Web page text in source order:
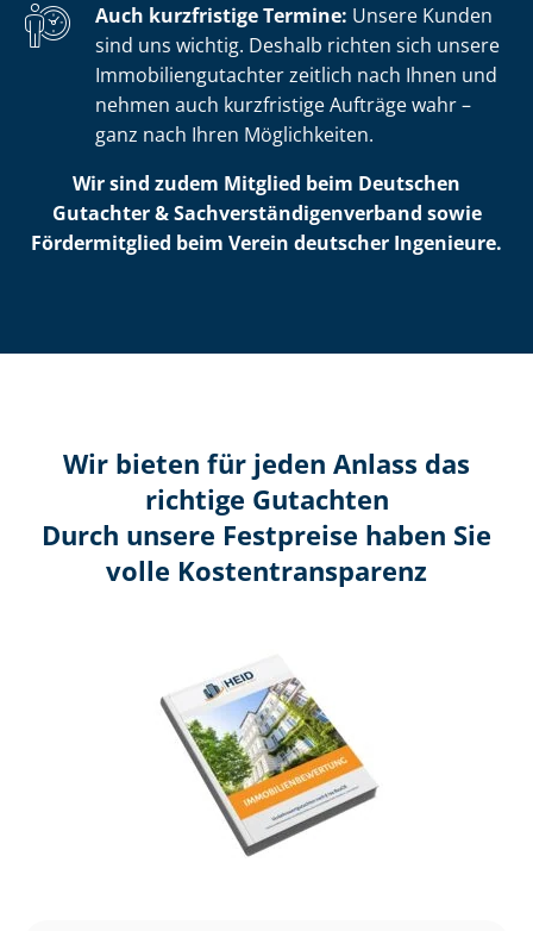
Auch kurzfristige Termine: Unsere Kunden
sind uns wichtig. Deshalb richten sich unsere
Im­mo­bi­li­en­gut­ach­ter zeitlich nach Ihnen und
nehmen auch kurzfristige Aufträge wahr –
ganz nach Ihren Möglichkeiten.
Wir sind zudem Mitglied beim Deutschen
Gutachter & Sach­ver­stän­di­gen­ver­band sowie
Fördermitglied beim Verein deutscher Ingenieure.
Wir bieten für jeden Anlass das
richtige Gutachten
Durch unsere Festpreise haben Sie
volle Kosten­transparenz